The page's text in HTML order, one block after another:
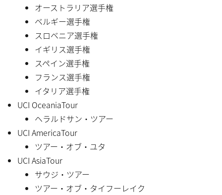
オーストラリア選手権
ベルギー選手権
スロベニア選手権
イギリス選手権
スペイン選手権
フランス選手権
イタリア選手権
UCI OceaniaTour
ヘラルドサン・ツアー
UCI AmericaTour
ツアー・オブ・ユタ
UCI AsiaTour
サウジ・ツアー
ツアー・オブ・タイフーレイク